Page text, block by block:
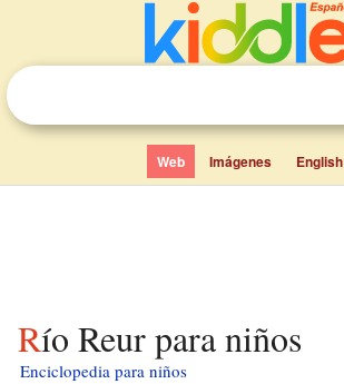
Web Imágenes English
Río Reur para niños
Enciclopedia para niños